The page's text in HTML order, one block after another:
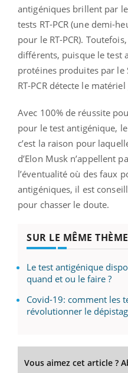
antigéniques brillent par
tests RT-PCR (une demi-
pour le RT-PCR).
différents, puisque le test
protéines produites par le
RT-PCR détecte le
Avec 100% de réussite
pour le test antigénique,
c’est la raison pour
d’Elon Musk n’appellent
l’éventualité où des faux
antigéniques, il est
pour chasser le doute.
SUR LE MÊME THÈME
Le test antigénique
quand et ou le faire ?
Covid-19: comment les
révolutionner le
Vous aimez cet article ?